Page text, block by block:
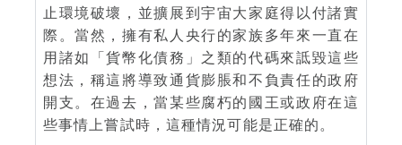
止環境破壞，並擴展到宇宙大家庭得以付諸實
際。當然，擁有私人央行的家族多年來一直在
用諸如「貨幣化債務」之類的代碼來詆毀這些
想法，稱這將導致通貨膨脹和不負責任的政府
開支。在過去，當某些腐朽的國王或政府在這
些事情上嘗試時，這種情況可能是正確的。